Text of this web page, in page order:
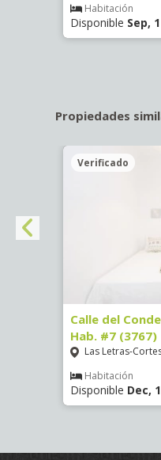
Habitación
Disponible Sep,
Propiedades
Verificado
Calle del
Hab. #7 (3767)
Las Letras-
Habitación
Disponible Dec,